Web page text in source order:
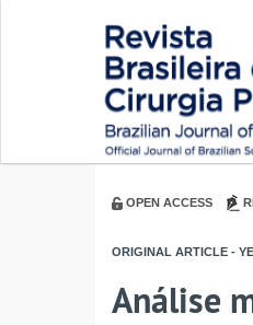
OPEN ACCESS
ORIGINAL ARTICLE -
Análise